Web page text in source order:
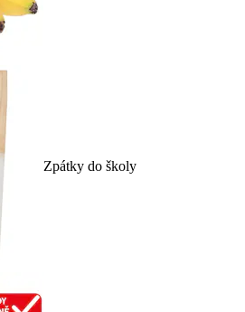
Zpátky do školy